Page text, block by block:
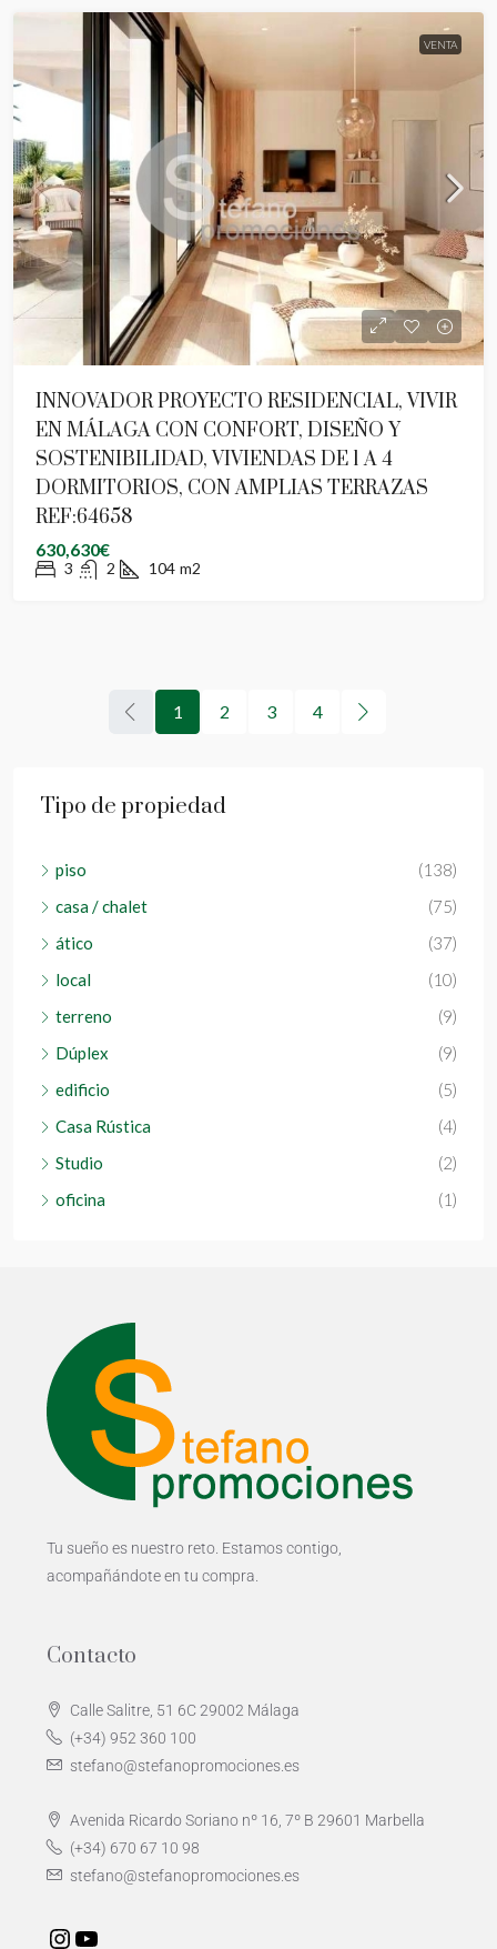
VENTA
INNOVADOR PROYECTO RESIDENCIAL, VIVIR
EN MÁLAGA CON CONFORT, DISEÑO Y
SOSTENIBILIDAD, VIVIENDAS DE 1 A 4
DORMITORIOS, CON AMPLIAS TERRAZAS
REF:64658
630,630€
3 2 104 m2
1 2 3 4
Tipo de propiedad
piso
(138)
casa / chalet
(75)
ático
(37)
local
(10)
terreno
(9)
Dúplex
(9)
edificio
(5)
Casa Rústica
(4)
Studio
(2)
oficina
(1)
Tu sueño es nuestro reto. Estamos contigo,
acompañándote en tu compra.
Contacto
Calle Salitre, 51 6C 29002 Málaga
(+34) 952 360 100
stefano@stefanopromociones.es
Avenida Ricardo Soriano nº 16, 7º B 29601 Marbella
(+34) 670 67 10 98
stefano@stefanopromociones.es